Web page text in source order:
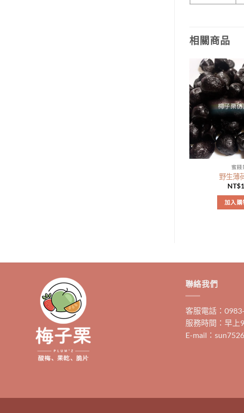
相關商品
蜜餞
野生薄
NT$
加入購
聯絡我們
客服電話：
服務時間：早上
E-mail：